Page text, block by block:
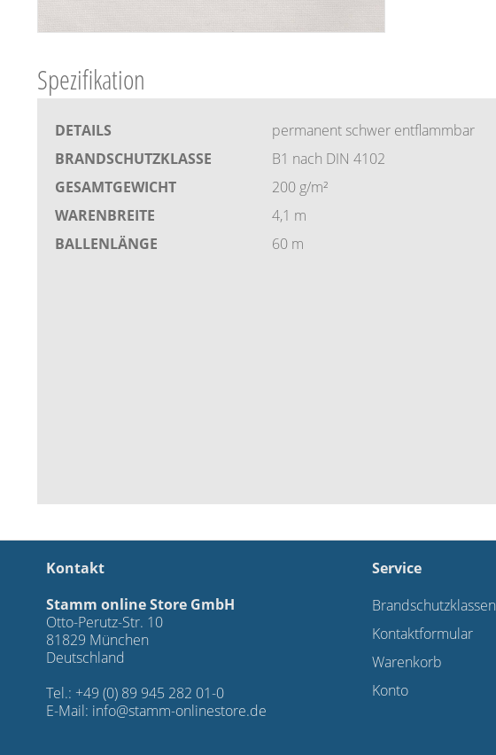
Spezifikation
DETAILS
permanent schwer entflammbar
BRANDSCHUTZKLASSE
B1 nach DIN 4102
GESAMTGEWICHT
200 g/m²
WARENBREITE
4,1 m
BALLENLÄNGE
60 m
Kontakt
Stamm online Store GmbH
Otto-Perutz-Str. 10
81829 München
Deutschland
Tel.: +49 (0) 89 945 282 01-0
E-Mail: info@stamm-onlinestore.de
Service
Brandschutzklassen
Kontaktformular
Warenkorb
Konto